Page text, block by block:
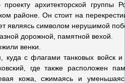
архитекторской группы
районе. Он стоит на
являясь символом нерушимой
дорожной, памятной вехой.
венки.
куда с флагами танковых войск
где также расположен
кожа, сжимаясь и